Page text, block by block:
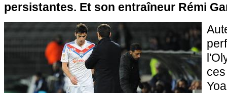
persistantes. Et son entraîneur Rémi